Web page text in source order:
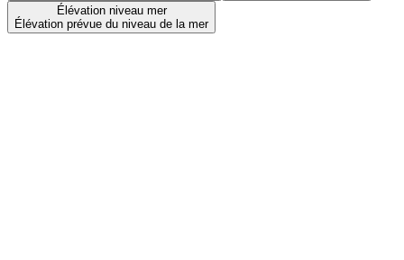
Élévation niveau mer
Élévation prévue du niveau de la mer